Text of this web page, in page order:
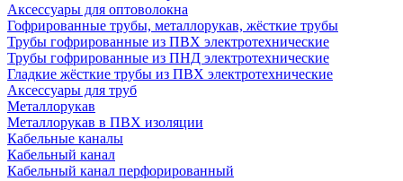
Аксессуары для оптоволокна
Гофрированные трубы, металлорукав, жёсткие трубы
Трубы гофрированные из ПВХ электротехнические
Трубы гофрированные из ПНД электротехнические
Гладкие жёсткие трубы из ПВХ электротехнические
Аксессуары для труб
Металлорукав
Металлорукав в ПВХ изоляции
Кабельные каналы
Кабельный канал
Кабельный канал перфорированный